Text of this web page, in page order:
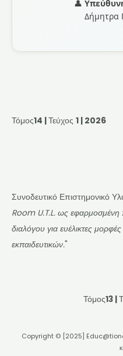
👤
Δήμητρα
Τόμος14 |Τεύχος 1 | 2026
Συνοδευτικό Επιστημονικό
Room U.T.L. ως εφαρμοσμένη
διαλόγου για ευέλικτες
εκπαιδευτικών."
Τόμος13 |
Copyright © [2025]